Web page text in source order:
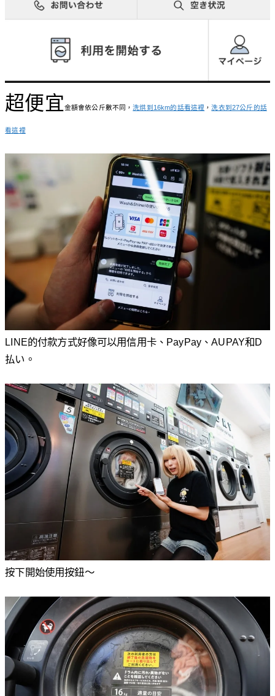
超便宜金額會依公斤數不同，洗烘到16km的話看這裡 ，洗衣到27公斤的話
看這裡
LINE的付款方式好像可以用信用卡、PayPay、AUPAY和D
払い。
按下開始使用按鈕〜